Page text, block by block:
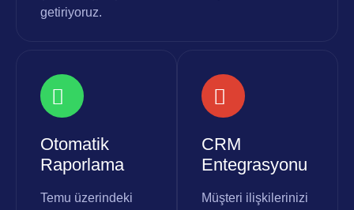
getiriyoruz.
Otomatik
Raporlama
Temu üzerindeki
CRM
Entegrasyonu
Müşteri ilişkilerinizi